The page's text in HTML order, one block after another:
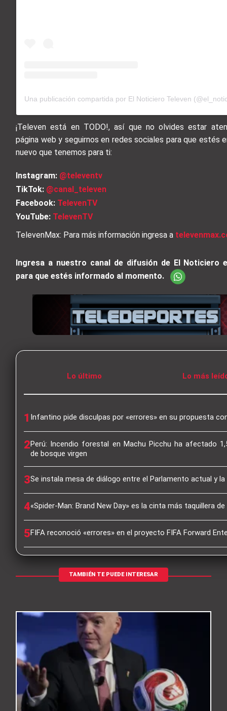
Una publicación compartida por El Noticiero Televen
¡Televen está en TODO!, así que no olvides estar
página web y seguirnos en redes sociales para que estés
nuevo que tenemos para ti:
Instagram: @televentv
TikTok: @canal_televen
Facebook: TelevenTV
YouTube: TelevenTV
TelevenMax: Para más información ingresa a
Ingresa a nuestro canal de difusión de El Noticiero
para que estés informado al momento.
Lo último Lo más
1 Infantino pide disculpas por «errores» en su propuesta
2Perú: Incendio forestal en Machu Picchu ha afectado
de bosque virgen
3Se instala mesa de diálogo entre el Parlamento actual y la
4«Spider-Man: Brand New Day» es la cinta más taquillera de
5FIFA reconoció «errores» en el proyecto FIFA Forward
TAMBIÉN TE PUEDE INTERESAR